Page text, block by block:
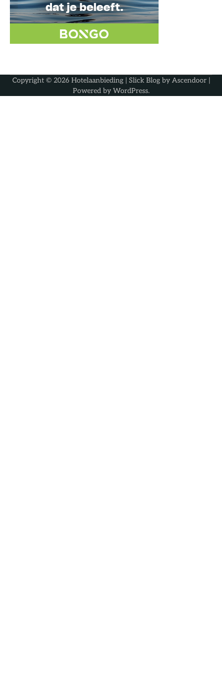
Copyright © 2026 Hotelaanbieding| Slick Blog by Ascendoor|
Powered by WordPress.